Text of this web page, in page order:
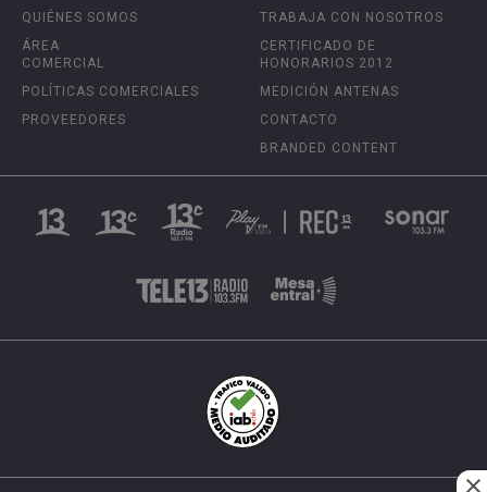
QUIÉNES SOMOS
ÁREA
COMERCIAL
POLÍTICAS COMERCIALES
PROVEEDORES
TRABAJA CON NOSOTROS
CERTIFICADO DE
HONORARIOS 2012
MEDICIÓN ANTENAS
CONTACTO
BRANDED CONTENT